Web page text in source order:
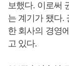
보했다. 이로써
는 계기가 됐다.
한 회사의 경영
고 있다.